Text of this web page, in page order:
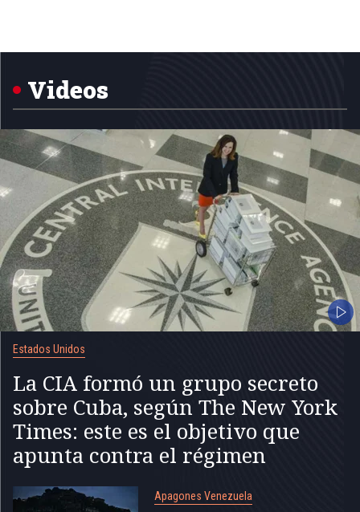
5
Videos
Estados Unidos
La CIA formó un grupo secreto
sobre Cuba, según The New York
Times: este es el objetivo que
apunta contra el régimen
Apagones Venezuela